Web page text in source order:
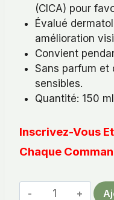
(CICA) pour
Évalué
amélioration
Convient
Sans parfum et
sensibles.
Quantité: 150
Inscrivez-Vous
Chaque
quantité